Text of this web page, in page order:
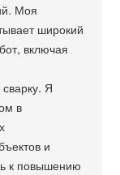
Моя
широкий
включая
Я
в
и
к повышению